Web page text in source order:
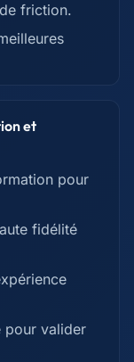
friction.
et
pour
fidélité
pour valider